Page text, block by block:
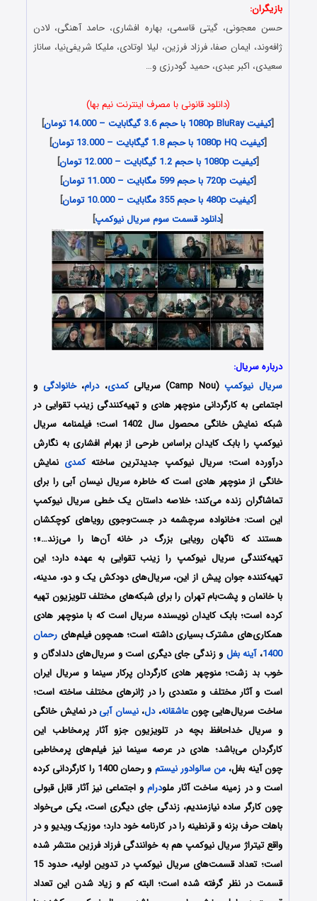
بازیگران:
حسن معجونی، گیتی قاسمی، بهاره افشاری، حامد آهنگی، لادن
ژافه‌وند، ایمان صفا، فرزاد فرزین، لیلا اوتادی، ملیکا شریفی‌نیا، ساناز
سعیدی، اکبر عبدی، حمید گودرزی و…
(دانلود قانونی با مصرف اینترنت نیم بها)
[کیفیت 1080p BluRay با حجم 3.6 گیگابایت – 14.000 تومان
]
[کیفیت 1080p HQ با حجم 1.8 گیگابایت – 13.000 تومان
]
[کیفیت 1080p با حجم 1.2 گیگابایت – 12.000 تومان
]
[کیفیت 720p با حجم 599 مگابایت – 11.000 تومان
]
[کیفیت 480p با حجم 355 مگابایت – 10.000 تومان
]
[دانلود قسمت سوم سریال نیوکمپ]
درباره سریال:
سریال نیوکمپ(Camp Nou) سریالی کمدی،درام،خانوادگی و
اجتماعی به کارگردانی منوچهر‌ هادی و تهیه‌کنندگی زینب تقوایی در
شبکه نمایش خانگی محصول سال 1402 است؛ فیلمنامه سریال
نیوکمپ را بابک کایدان براساس طرحی از بهرام افشاری به نگارش
درآورده است؛ سریال نیوکمپ جدیدترین ساختهکمدی نمایش
خانگی از منوچهر هادی است که خاطره سریال نیسان آبی را برای
تماشاگران زنده می‌کند؛ خلاصه داستان یک‌ خطی سریال نیوکمپ
این است: «خانواده سرچشمه در جست‌وجوی رویاهای کوچکشان
هستند که ناگهان رویایی بزرگ در خانه آن‌ها را می‌زند…»؛
تهیه‌کنندگی سریال نیوکمپ را زینب تقوایی به عهده دارد؛ این
تهیه‌کننده جوان پیش از این، سریال‌های دودکش یک و دو، مدینه،
با خانمان و پشت‌بام تهران را برای شبکه‌های مختلف تلویزیون تهیه
کرده است؛ بابک کایدان نویسنده سریال است که با منوچهر هادی
همکاری‌های مشترک بسیاری داشته است؛ همچون فیلم‌های رحمان
1400،آینه بغل و زندگی جای دیگری است و سریال‌های دلدادگان و
خوب بد زشت؛ منوچهر هادی کارگردان پرکار سینما و سریال ایران
است و آثار مختلف و متعددی را در ژانرهای مختلف ساخته است؛
ساخت سریال‌هایی چونعاشقانه،دل،نیسان آبیدر نمایش خانگی
و سریال خداحافظ بچه در تلویزیون جزو آثار پرمخاطب این
کارگردان می‌باشد؛ هادی در عرصه سینما نیز فیلم‌های پرمخاطبی
چون آینه بغل، من سالوادور نیستم
و رحمان 1400 را کارگردانی کرده
است و در زمینه ساخت آثار ملودرام و اجتماعی نیز آثار قابل قبولی
چون کارگر ساده نیازمندیم، زندگی جای دیگری است، یکی می‌خواد
باهات حرف بزنه و قرنطینه را در کارنامه خود دارد؛ موزیک ویدیو و در
واقع تیتراژ سریال نیوکمپ هم به خوانندگی فرزاد فرزین منتشر شده
است؛ تعداد قسمت‌های سریال نیوکمپ در تدوین اولیه، حدود 15
قسمت در نظر گرفته شده است؛ البته کم و زیاد شدن این تعداد